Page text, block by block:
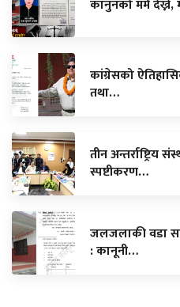
कानुनको मर्म
कांग्रेसको
तथा…
तीन
स्पष्टीकरण…
जलजलाकी वडा
: कानूनी…